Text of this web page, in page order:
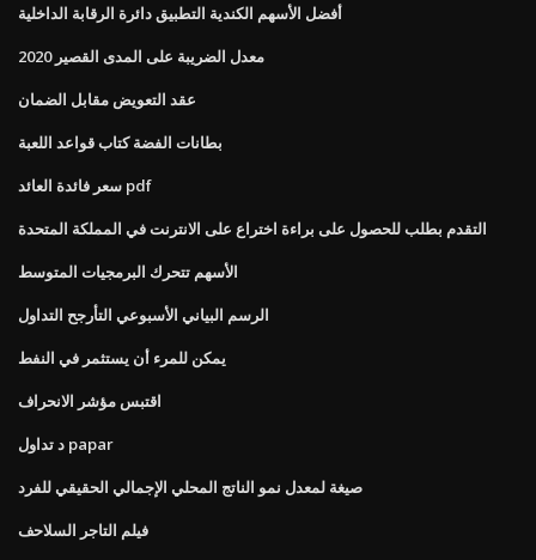
أفضل الأسهم الكندية التطبيق دائرة الرقابة الداخلية
معدل الضريبة على المدى القصير 2020
عقد التعويض مقابل الضمان
بطانات الفضة كتاب قواعد اللعبة
سعر فائدة العائد pdf
التقدم بطلب للحصول على براءة اختراع على الانترنت في المملكة المتحدة
الأسهم تتحرك البرمجيات المتوسط
الرسم البياني الأسبوعي التأرجح التداول
يمكن للمرء أن يستثمر في النفط
اقتبس مؤشر الانحراف
د تداول papar
صيغة لمعدل نمو الناتج المحلي الإجمالي الحقيقي للفرد
فيلم التاجر السلاحف